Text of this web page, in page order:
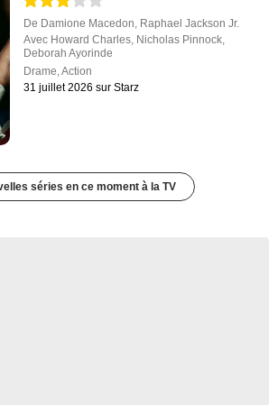
De Damione Macedon, Raphael Jackson Jr.
Avec Howard Charles, Nicholas Pinnock,
Deborah Ayorinde
Drame,Action
31 juillet 2026 sur Starz
séries en ce moment à la TV